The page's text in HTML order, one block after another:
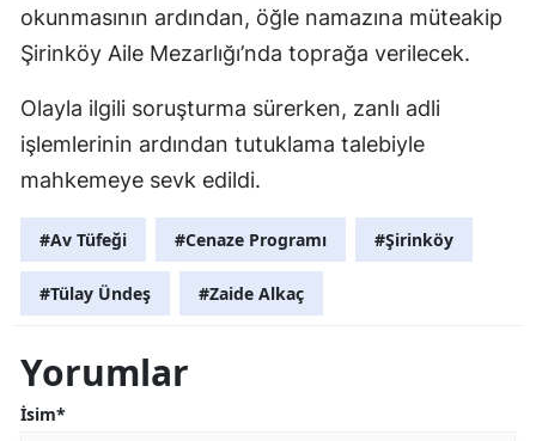
okunmasının ardından, öğle namazına müteakip
Şirinköy Aile Mezarlığı’nda toprağa verilecek.
Olayla ilgili soruşturma sürerken, zanlı adli
işlemlerinin ardından tutuklama talebiyle
mahkemeye sevk edildi.
#Av Tüfeği #Cenaze Programı #Şirinköy
#Tülay Ündeş #Zaide Alkaç
Yorumlar
İsim*